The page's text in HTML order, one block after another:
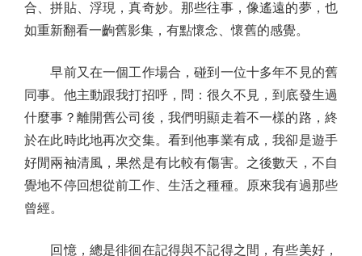
合、拼貼、浮現，真奇妙。那些往事，像遙遠的夢，也
如重新翻看一齣舊影集，有點懷念、懷舊的感覺。
早前又在一個工作場合，碰到一位十多年不見的舊
同事。他主動跟我打招呼，問：很久不見，到底發生過
什麼事？離開舊公司後，我們明顯走着不一樣的路，終
於在此時此地再次交集。看到他事業有成，我卻是遊手
好閒兩袖清風，果然是有比較有傷害。之後數天，不自
覺地不停回想從前工作、生活之種種。原來我有過那些
曾經。
回憶，總是徘徊在記得與不記得之間，有些美好，